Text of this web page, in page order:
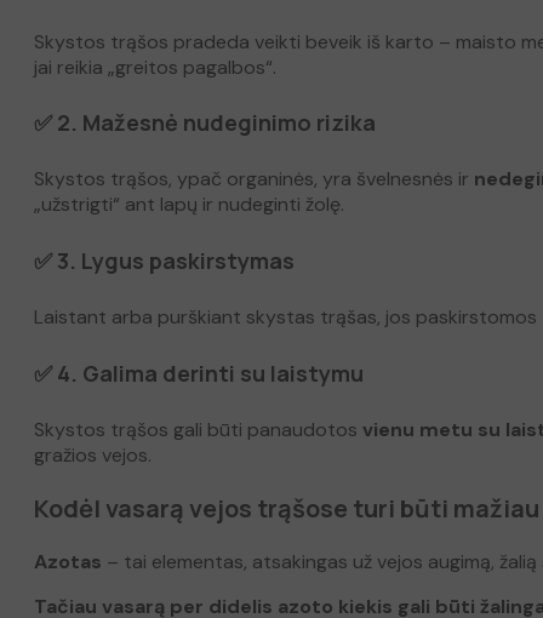
Skystos trąšos pradeda veikti beveik iš karto – maisto
jai reikia „greitos pagalbos“.
✅ 2. Mažesnė nudeginimo rizika
Skystos trąšos, ypač organinės, yra švelnesnės ir
„užstrigti“ ant lapų ir nudeginti žolę.
✅ 3. Lygus paskirstymas
Laistant arba purškiant skystas trąšas, jos paskirstomos
✅ 4. Galima derinti su laistymu
Skystos trąšos gali būti panaudotos vienu metu su
gražios vejos.
Kodėl vasarą vejos trąšose turi būti
Azotas – tai elementas, atsakingas už vejos augimą,
Tačiau vasarą per didelis azoto kiekis gali būti